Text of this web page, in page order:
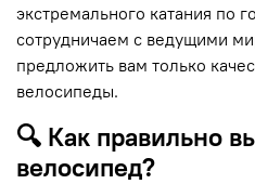
экстремального катания по
сотрудничаем с ведущими
предложить вам только
велосипеды.
🔍 Как правильно
велосипед?